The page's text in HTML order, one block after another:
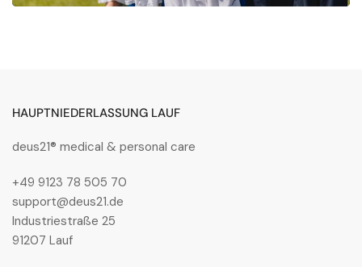
HAUPTNIEDERLASSUNG LAUF
deus21® medical & personal care
+49 9123 78 505 70
support@deus21.de
Industriestraße 25
91207 Lauf